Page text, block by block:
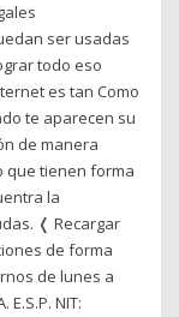
ser usadas
todo eso
es tan Como
te aparecen su
de manera
que tienen forma
la
❬ Recargar
de forma
de lunes a
NIT: